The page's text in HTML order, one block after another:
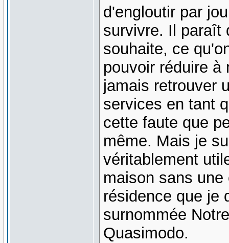
d'engloutir par
survivre. Il paraît
souhaite, ce
pouvoir réduire à
jamais retrouver
services en tant
cette faute que
même. Mais je
véritablement
maison sans
résidence que je
surnommée
Quasimodo.